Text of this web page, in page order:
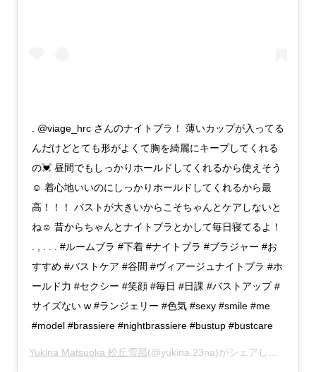
. @viage_hrc さんのナイトブラ！ 薄いカップが入ってる
んだけどとても形がよくて胸を綺麗にキープしてくれる
の💓 昼間でもしっかりホールドしてくれるから使えそう
☺️ 着心地いいのにしっかりホールドしてくれるから最
高！！！ バストが大きいからこそちゃんとケアしないと
ね☺️ 昔からちゃんとナイトブラとかして毎日寝てるよ！
. , . . . #ルームブラ #下着 #ナイトブラ #ブラジャー #お
すすめ #バストケア #谷間 #ヴィアージュナイトブラ #ホ
ールド力 #セクシー #笑顔 #毎日 #日課 #バストアップ #
サイズない w #ランジェリー #色気 #sexy #smile #me
#model #brassiere #nightbrassiere #bustup #bustcare
Yukina Matsuoka 松丘雪那(@yukina.23na)がシェアした投稿 –